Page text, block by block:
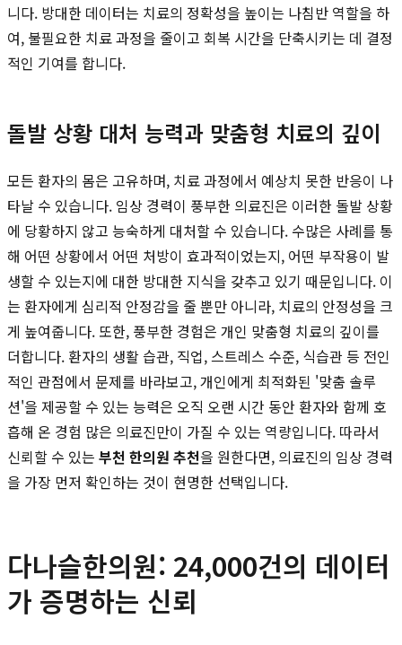
니다. 방대한 데이터는 치료의 정확성을 높이는 나침반 역할을 하
여, 불필요한 치료 과정을 줄이고 회복 시간을 단축시키는 데 결정
적인 기여를 합니다.
돌발 상황 대처 능력과 맞춤형 치료의 깊이
모든 환자의 몸은 고유하며, 치료 과정에서 예상치 못한 반응이 나
타날 수 있습니다. 임상 경력이 풍부한 의료진은 이러한 돌발 상황
에 당황하지 않고 능숙하게 대처할 수 있습니다. 수많은 사례를 통
해 어떤 상황에서 어떤 처방이 효과적이었는지, 어떤 부작용이 발
생할 수 있는지에 대한 방대한 지식을 갖추고 있기 때문입니다. 이
는 환자에게 심리적 안정감을 줄 뿐만 아니라, 치료의 안정성을 크
게 높여줍니다. 또한, 풍부한 경험은 개인 맞춤형 치료의 깊이를
더합니다. 환자의 생활 습관, 직업, 스트레스 수준, 식습관 등 전인
적인 관점에서 문제를 바라보고, 개인에게 최적화된 '맞춤 솔루
션'을 제공할 수 있는 능력은 오직 오랜 시간 동안 환자와 함께 호
흡해 온 경험 많은 의료진만이 가질 수 있는 역량입니다. 따라서
신뢰할 수 있는 부천 한의원 추천을 원한다면, 의료진의 임상 경력
을 가장 먼저 확인하는 것이 현명한 선택입니다.
다나슬한의원: 24,000건의 데이터
가 증명하는 신뢰